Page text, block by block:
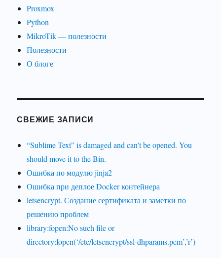
Proxmox
Python
MikroTik — полезности
Полезности
О блоге
СВЕЖИЕ ЗАПИСИ
“Sublime Text” is damaged and can’t be opened. You
should move it to the Bin.
Ошибка по модулю jinja2
Ошибка при деплое Docker контейнера
letsencrypt. Создание сертификата и заметки по
решению проблем
library:fopen:No such file or
directory:fopen(‘/etc/letsencrypt/ssl-dhparams.pem’,’r’)